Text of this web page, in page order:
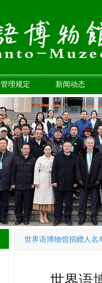
管理规定 新闻动态
世界语博物馆捐赠人名